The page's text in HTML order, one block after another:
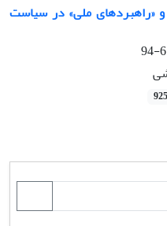
و «راهبردهای ملی» در سیاست